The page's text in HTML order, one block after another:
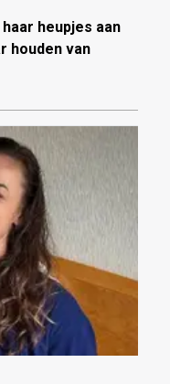
heupjes aan
houden van